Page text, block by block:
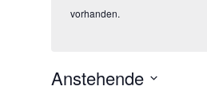
vorhanden.
Anstehende